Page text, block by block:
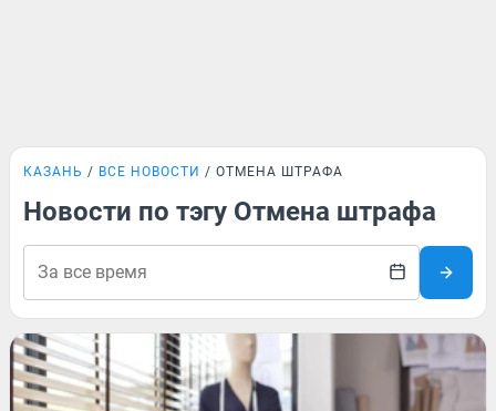
КАЗАНЬ ВСЕ НОВОСТИ ОТМЕНА ШТРАФА
Новости по тэгу Отмена штрафа